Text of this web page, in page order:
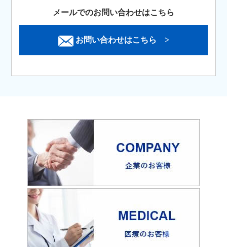
メールでのお問い合わせはこちら
お問い合わせはこちら